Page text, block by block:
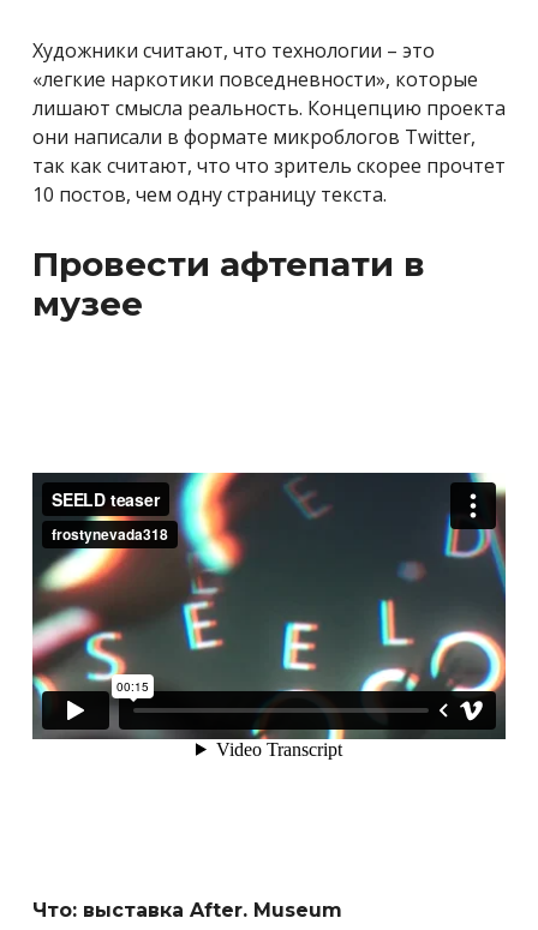
Художники считают, что технологии – это
«легкие наркотики повседневности», которые
лишают смысла реальность. Концепцию проекта
они написали в формате микроблогов Twitter,
так как считают, что что зритель скорее прочтет
10 постов, чем одну страницу текста.
Провести афтепати в
музее
Что: выставка After. Museum